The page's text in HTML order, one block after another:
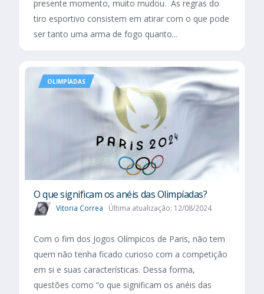
presente momento, muito mudou. As regras do
tiro esportivo consistem em atirar com o que pode
ser tanto uma arma de fogo quanto...
OLIMPÍADAS
O que significam os anéis das Olimpíadas?
Vitoria Correa Última atualização: 12/08/2024
Com o fim dos Jogos Olímpicos de Paris, não tem
quem não tenha ficado curioso com a competição
em si e suas características. Dessa forma,
questões como “o que significam os anéis das